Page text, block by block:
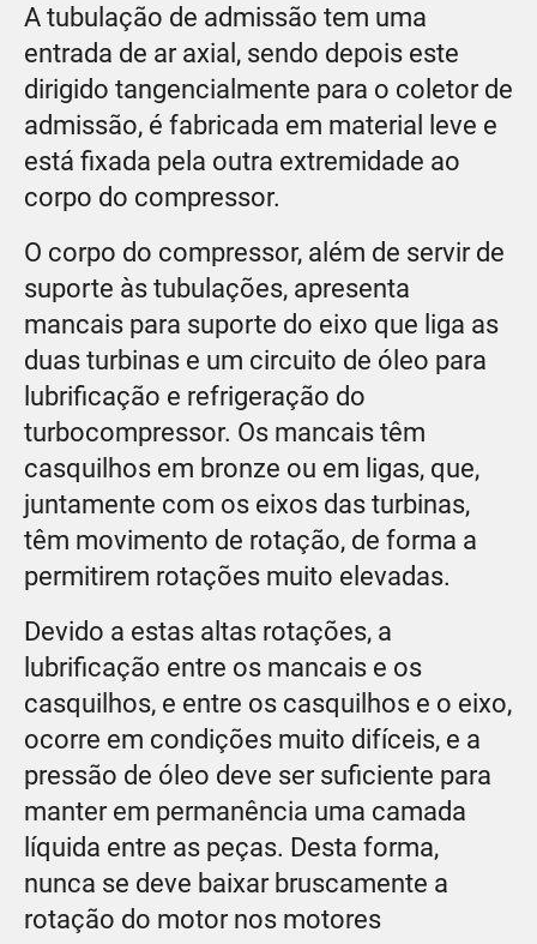
A tubulação de admissão tem uma
entrada de ar axial, sendo depois este
dirigido tangencialmente para o coletor de
admissão, é fabricada em material leve e
está fixada pela outra extremidade ao
corpo do compressor.
O corpo do compressor, além de servir de
suporte às tubulações, apresenta
mancais para suporte do eixo que liga as
duas turbinas e um circuito de óleo para
lubrificação e refrigeração do
turbocompressor. Os mancais têm
casquilhos em bronze ou em ligas, que,
juntamente com os eixos das turbinas,
têm movimento de rotação, de forma a
permitirem rotações muito elevadas.
Devido a estas altas rotações, a
lubrificação entre os mancais e os
casquilhos, e entre os casquilhos e o eixo,
ocorre em condições muito difíceis, e a
pressão de óleo deve ser suficiente para
manter em permanência uma camada
líquida entre as peças. Desta forma,
nunca se deve baixar bruscamente a
rotação do motor nos motores